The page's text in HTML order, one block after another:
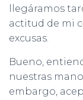
llegáramos
actitud de mi
excusas.
Bueno,
nuestras
embargo,